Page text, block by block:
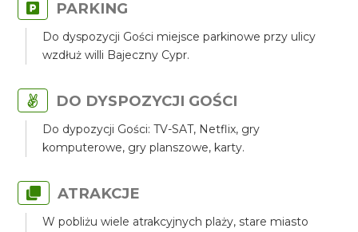
PARKING
Do dyspozycji Gości miejsce parkinowe przy ulicy
wzdłuż willi Bajeczny Cypr.
DO DYSPOZYCJI GOŚCI
Do dypozycji Gości: TV-SAT, Netflix, gry
komputerowe, gry planszowe, karty.
ATRAKCJE
W pobliżu wiele atrakcyjnych plaży, stare miasto